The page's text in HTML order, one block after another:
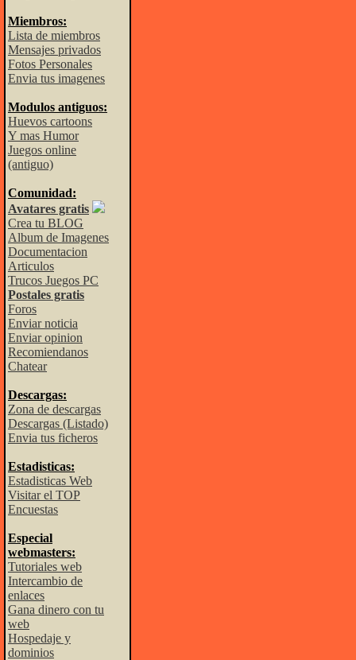
Miembros:
Lista de miembros
Mensajes privados
Fotos Personales
Envia tus imagenes
Modulos antiguos:
Huevos cartoons
Y mas Humor
Juegos online
(antiguo)
Comunidad:
Avatares gratis
Crea tu BLOG
Album de Imagenes
Documentacion
Articulos
Trucos Juegos PC
Postales gratis
Foros
Enviar noticia
Enviar opinion
Recomiendanos
Chatear
Descargas:
Zona de descargas
Descargas (Listado)
Envia tus ficheros
Estadisticas:
Estadisticas Web
Visitar el TOP
Encuestas
Especial
webmasters:
Tutoriales web
Intercambio de
enlaces
Gana dinero con tu
web
Hospedaje y
dominios